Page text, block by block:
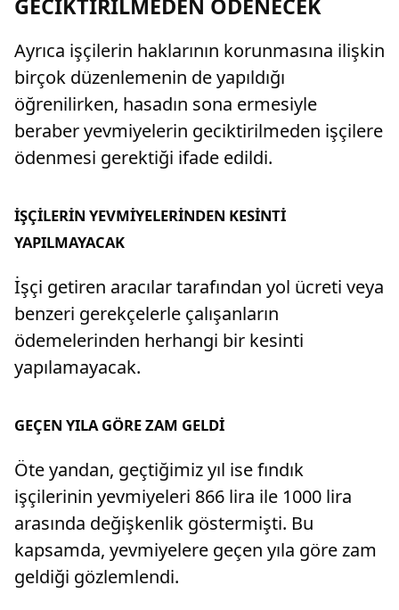
GECİKTİRİLMEDEN ÖDENECEK
Ayrıca işçilerin haklarının korunmasına ilişkin
birçok düzenlemenin de yapıldığı
öğrenilirken, hasadın sona ermesiyle
beraber yevmiyelerin geciktirilmeden işçilere
ödenmesi gerektiği ifade edildi.
İŞÇİLERİN YEVMİYELERİNDEN KESİNTİ
YAPILMAYACAK
İşçi getiren aracılar tarafından yol ücreti veya
benzeri gerekçelerle çalışanların
ödemelerinden herhangi bir kesinti
yapılamayacak.
GEÇEN YILA GÖRE ZAM GELDİ
Öte yandan, geçtiğimiz yıl ise fındık
işçilerinin yevmiyeleri 866 lira ile 1000 lira
arasında değişkenlik göstermişti. Bu
kapsamda, yevmiyelere geçen yıla göre zam
geldiği gözlemlendi.